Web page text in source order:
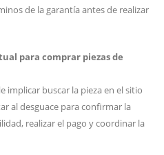
de la garantía antes de realizar
para comprar piezas de
implicar buscar la pieza en el sitio
al desguace para confirmar la
realizar el pago y coordinar la